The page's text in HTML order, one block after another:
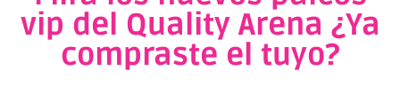
vip del Quality Arena ¿Ya
compraste el tuyo?